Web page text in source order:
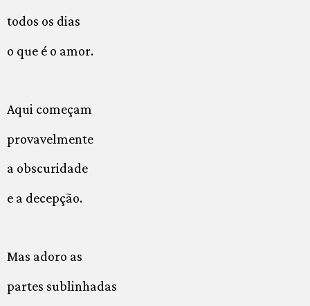
todos os dias
o que é o amor.
Aqui começam
provavelmente
a obscuridade
e a decepção.
Mas adoro as
partes sublinhadas